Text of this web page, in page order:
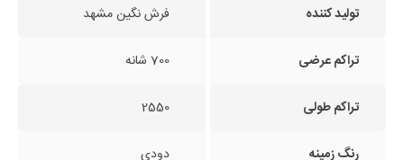
تولید کننده فرش نگین مشهد
تراکم عرضی 700 شانه
تراکم طولی 2550
رنگ زمینه دودی